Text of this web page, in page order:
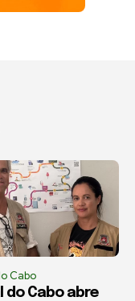
Cabo
do Cabo abre